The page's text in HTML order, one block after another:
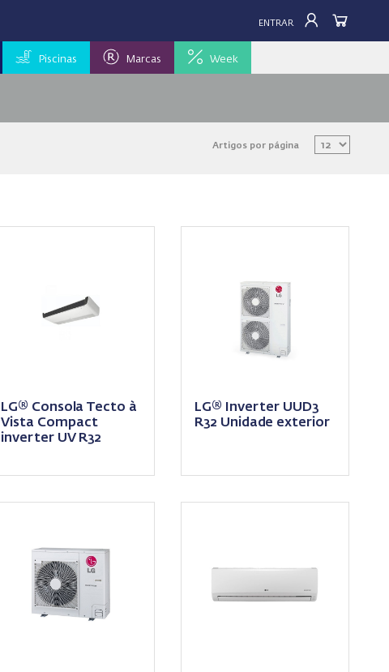
ENTRAR
Piscinas Marcas Week
Artigos por página
LG® Consola Tecto à
Vista Compact
inverter UV R32
LG® Inverter UUD3
R32 Unidade exterior